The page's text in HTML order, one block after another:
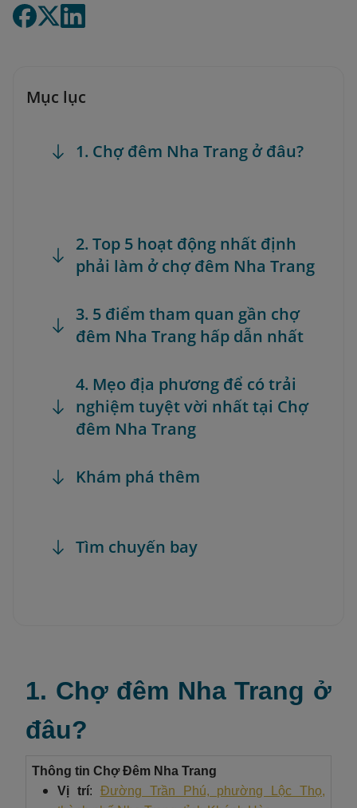
Mục lục
1. Chợ đêm Nha Trang ở đâu?
2. Top 5 hoạt động nhất định
phải làm ở chợ đêm Nha Trang
3. 5 điểm tham quan gần chợ
đêm Nha Trang hấp dẫn nhất
4. Mẹo địa phương để có trải
nghiệm tuyệt vời nhất tại Chợ
đêm Nha Trang
Khám phá thêm
Tìm chuyến bay
1. Chợ đêm Nha Trang ở
đâu?
Thông tin Chợ Đêm Nha Trang
Vị trí: Đường Trần Phú, phường Lộc Thọ,